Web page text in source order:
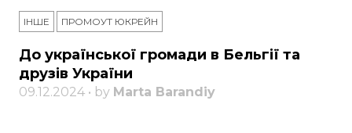
ІНШЕ ПРОМОУТ ЮКРЕЙН
До української громади в Бельгії та
друзів України
09.12.2024 • by Marta Barandiy